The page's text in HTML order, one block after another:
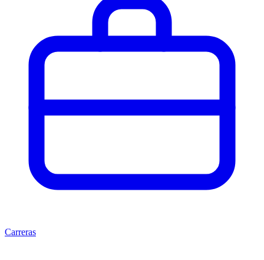
Carreras